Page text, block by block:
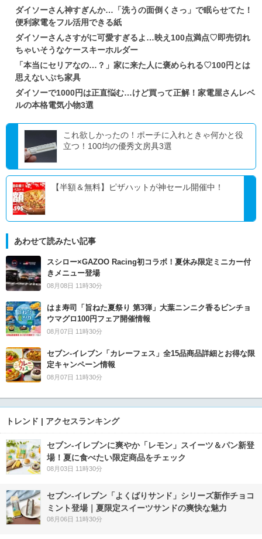
ダイソーさん神すぎんか…「洗うの面倒くさっ」で眠らせてた！
便利家電をフル活用できる紙
ダイソーさんさすがに可愛すぎるよ…映え100点満点♡即売切れ
ちゃいそうなケースキーホルダー
「本当にセリアなの…？」家に来た人に褒められる♡100円とは
思えないぷち家具
ダイソーで1000円は正直悩む…けど買って正解！家電屋さんレベ
ルの本格電気小物3選
これ欲しかったの！ポーチに入れときゃ何かと役
立つ！100均の優秀文房具3選
【半額＆無料】ピザハットが神セール開催中！
あわせて読みたい記事
スシロー×GAZOO Racing初コラボ！夏休み限定ミニカー付
きメニュー登場
08月08日 11時30分
はま寿司「旨ねた夏祭り 第3弾」大葉ニンニク香るビンチョ
ウマグロ100円フェア開催情報
08月07日 11時30分
セブン‐イレブン「カレーフェス」全15品商品詳細とお得な限
定キャンペーン情報
08月07日 11時30分
トレンド | アクセスランキング
セブン‐イレブンに爽やか「レモン」スイーツ＆パン新登
場！夏に食べたい限定商品をチェック
08月03日 11時30分
セブン‐イレブン「よくばりサンド」シリーズ新作チョコ
ミント登場｜夏限定スイーツサンドの爽快な魅力
08月06日 11時30分